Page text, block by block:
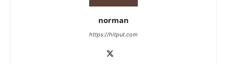
norman
https://hitput.com